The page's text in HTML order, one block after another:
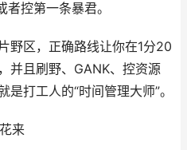
控第一条暴君。
野区，正确路线让你在1分20
并且刷野、GANK、控资源
打工人的“时间管理大师”。
来